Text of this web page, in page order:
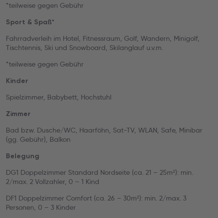
*teilweise gegen Gebühr
Sport & Spaß*
Fahrradverleih im Hotel, Fitnessraum, Golf, Wandern, Minigolf,
Tischtennis, Ski und Snowboard, Skilanglauf u.v.m.
*teilweise gegen Gebühr
Kinder
Spielzimmer, Babybett, Hochstuhl
Zimmer
Bad bzw. Dusche/WC, Haarföhn, Sat-TV, WLAN, Safe, Minibar
(gg. Gebühr), Balkon
Belegung
DG1 Doppelzimmer Standard Nordseite (ca. 21 – 25m²): min.
2/max. 2 Vollzahler, 0 – 1 Kind
DF1 Doppelzimmer Comfort (ca. 26 – 30m²): min. 2/max. 3
Personen, 0 – 3 Kinder